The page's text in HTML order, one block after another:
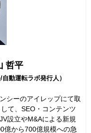
哲平
動運転ラボ発行人）
シーのアイレップにて取
て、SEO・コンテンツ
設立やM&Aによる新規
億から700億規模への急